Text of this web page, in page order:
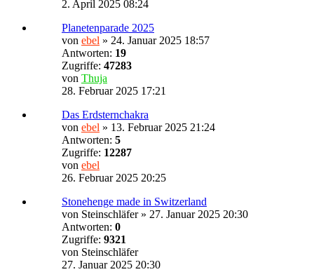
2. April 2025 08:24
Planetenparade 2025
von ebel » 24. Januar 2025 18:57
Antworten: 19
Zugriffe: 47283
von Thuja
28. Februar 2025 17:21
Das Erdsternchakra
von ebel » 13. Februar 2025 21:24
Antworten: 5
Zugriffe: 12287
von ebel
26. Februar 2025 20:25
Stonehenge made in Switzerland
von Steinschläfer» 27. Januar 2025 20:30
Antworten: 0
Zugriffe: 9321
von Steinschläfer
27. Januar 2025 20:30